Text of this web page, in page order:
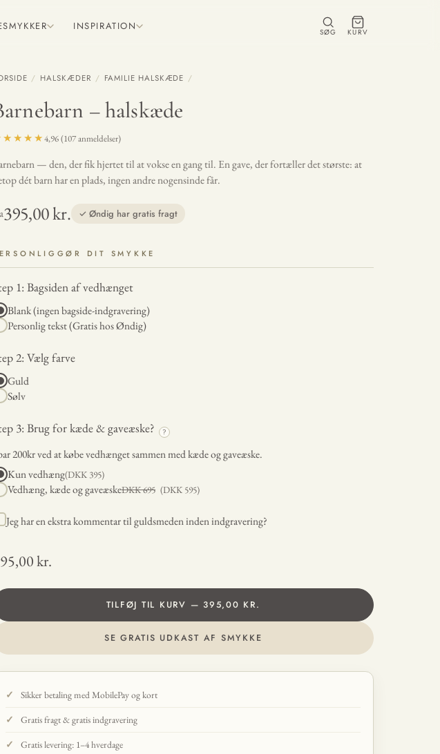
INSPIRATION SØG KURV
/ HALSKÆDER / FAMILIE HALSKÆDE /
– halskæde
4,96 (107 anmeldelser)
— den, der fik hjertet til at vokse en gang til. En gave, der fortæller det største: at
dét barn har en plads, ingen andre nogensinde får.
395,00 kr. ✓ Øndig har gratis fragt
DIT SMYKKE
1: Bagsiden af vedhænget
Blank (ingen bagside-indgravering)
Personlig tekst (Gratis hos Øndig)
2: Vælg farve
Guld
Sølv
3: Brug for kæde & gaveæske? ?
200kr ved at købe vedhænget sammen med kæde og gaveæske.
Kun vedhæng(DKK 395)
Vedhæng, kæde og gaveæskeDKK695 (DKK 595)
Jeg har en ekstra kommentar til guldsmeden inden indgravering?
kr.
TILFØJ TIL KURV — 395,00 KR.
SE GRATIS UDKAST AF SMYKKE
Sikker betaling med MobilePay og kort
Gratis fragt & gratis indgravering
Gratis levering: 1–4 hverdage